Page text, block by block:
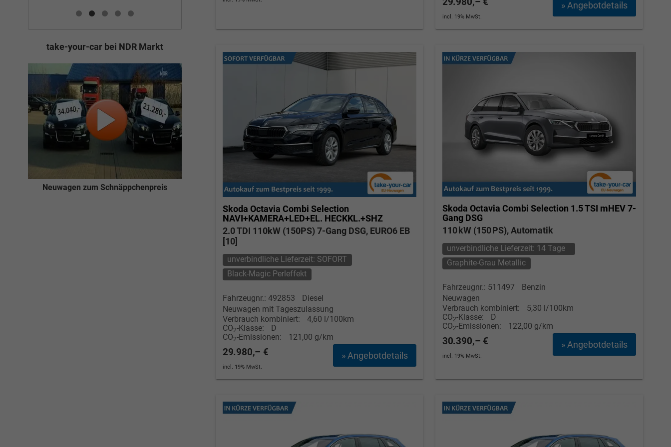
» Angebotdetails
incl. 19% MwSt.
Skoda Octavia Combi Selection
NAVI+KAMERA+LED+EL. HECKKL.+SHZ
2.0 TDI 110kW (150PS) 7-Gang DSG, EURO6 EB
[10]
unverbindliche Lieferzeit: SOFORT
Black-Magic Perleffekt
Fahrzeugnr.: 492853
Diesel
Neuwagen mit Tageszulassung
Verbrauch kombiniert:
4,60 l/100km
CO2-Klasse:
D
CO2-Emissionen: 121,00 g/km
» Angebotdetails
29.980,– €
incl. 19% MwSt.
Skoda Octavia Combi Selection 1.5 TSI mHEV 7-
Gang DSG
110 kW (150 PS), Automatik
unverbindliche Lieferzeit: 14 Tage
Graphite-Grau Metallic
Fahrzeugnr.: 511497
Benzin
Neuwagen
Verbrauch kombiniert:
5,30 l/100km
CO2-Klasse:
D
CO2-Emissionen: 122,00 g/km
» Angebotdetails
30.390,– €
incl. 19% MwSt.
take-your-car bei NDR Markt
Neuwagen zum Schnäppchenpreis